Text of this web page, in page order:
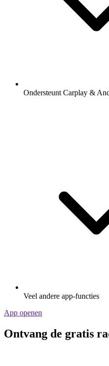
Ondersteunt Carplay &
Veel andere app-functies
App openen
Ontvang de gratis